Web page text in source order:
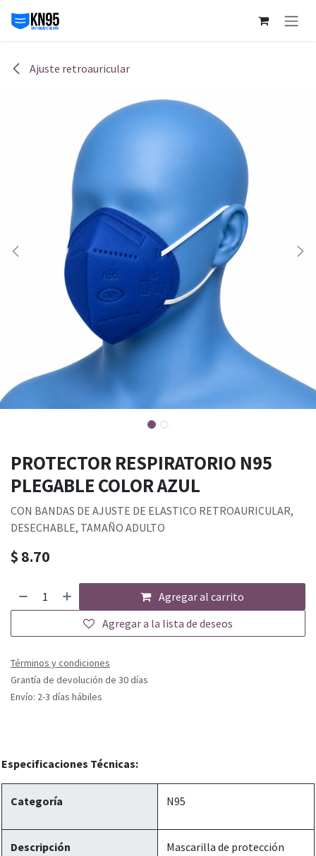
Ajuste retroauricular
PROTECTOR RESPIRATORIO N95
PLEGABLE COLOR AZUL
CON BANDAS DE AJUSTE DE ELASTICO RETROAURICULAR,
DESECHABLE, TAMAÑO ADULTO
$ 8.70
Agregar al carrito
Agregar a la lista de deseos
Términos y condiciones
Grantía de devolución de 30 días
Envío: 2-3 días hábiles
Especificaciones Técnicas:
Categoría N95
Descripción
Mascarilla de protección